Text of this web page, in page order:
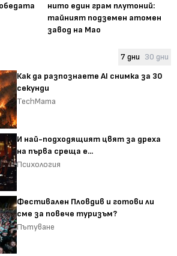
нито един грам плутоний:
тайният подземен атомен
завод на Мао
7 дни 30 дни
Как да разпознаете AI снимка за 30
секунди
TechMama
И най-подходящият цвят за дреха
на първа среща е...
Психология
Фестивален Пловдив и готови ли
сме за повече туризъм?
Пътуване